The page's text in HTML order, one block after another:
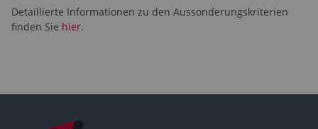
Detaillierte Informationen zu den Aussonderungskriterien
finden Sie hier.